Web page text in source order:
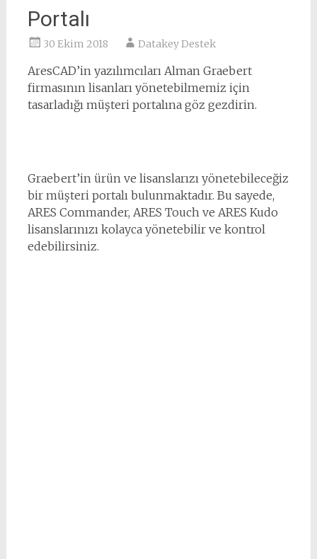
Portalı
30 Ekim 2018 Datakey Destek
AresCAD’in yazılımcıları Alman Graebert
firmasının lisanları yönetebilmemiz için
tasarladığı müşteri portalına göz gezdirin.
Graebert’in ürün ve lisanslarızı yönetebileceğiz
bir müşteri portalı bulunmaktadır. Bu sayede,
ARES Commander, ARES Touch ve ARES Kudo
lisanslarınızı kolayca yönetebilir ve kontrol
edebilirsiniz.